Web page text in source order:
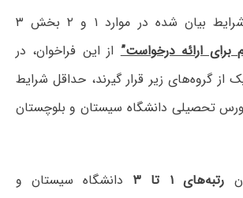
بیان شده در موارد ۱ و ۲ بخش ۳
برای ارائه درخواست”از این فراخوان، در
گروه‌های زیر قرار گیرند، حداقل شرایط
تحصیلی دانشگاه سیستان و بلوچستان
رتبه‌های ۱ تا ۳
دانشگاه سیستان و